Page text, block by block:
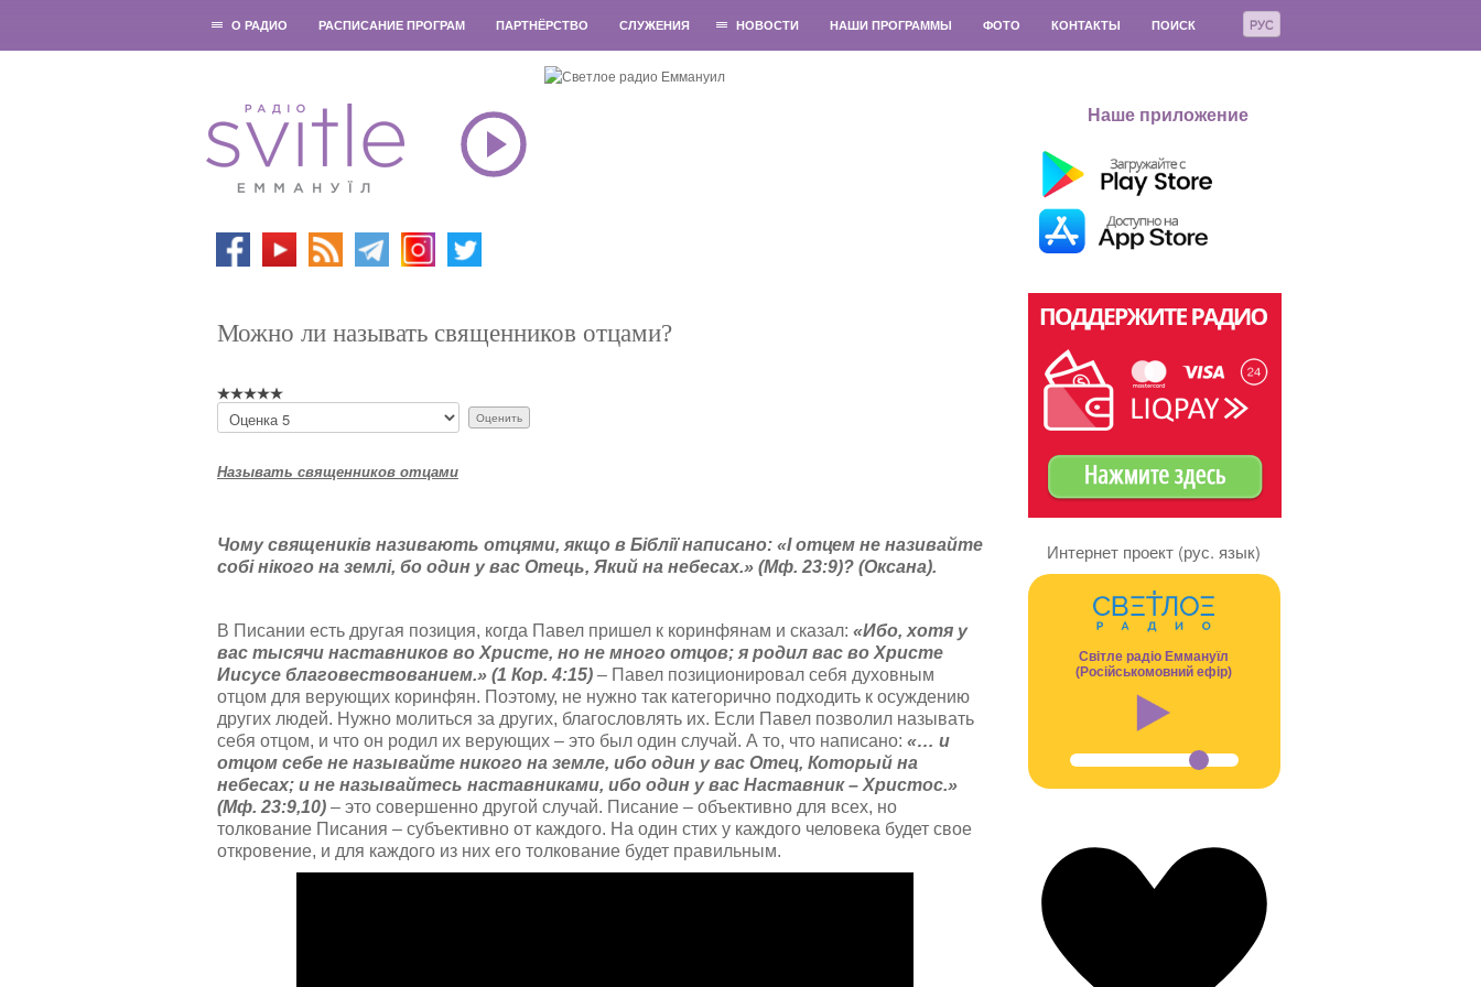
РУС
О РАДИО РАСПИСАНИЕ ПРОГРАМ ПАРТНЁРСТВО СЛУЖЕНИЯ НОВОСТИ НАШИ ПРОГРАММЫ ФОТО КОНТАКТЫ ПОИСК
Наше приложение
Можно ли называть священников отцами?
П
о
а
с
т
о
ц
е
н
и
т
е
Называть священников отцами
Чому священиків називають отцями, якщо в Біблії написано: «І отцем не називайте
собі нікого на землі, бо один у вас Отець, Який на небесах.» (Мф. 23:9)? (Оксана).
В Писании есть другая позиция, когда Павел пришел к коринфянам и сказал: «Ибо, хотя у
вас тысячи наставников во Христе, но не много отцов; я родил вас во Христе
Иисусе благовествованием.» (1 Кор. 4:15) – Павел позиционировал себя духовным
отцом для верующих коринфян. Поэтому, не нужно так категорично подходить к осуждению
других людей. Нужно молиться за других, благословлять их. Если Павел позволил называть
себя отцом, и что он родил их верующих – это был один случай. А то, что написано: «… и
отцом себе не называйте никого на земле, ибо один у вас Отец, Который на
небесах; и не называйтесь наставниками, ибо один у вас Наставник – Христос.»
(Мф. 23:9,10) – это совершенно другой случай. Писание – объективно для всех, но
толкование Писания – субъективно от каждого. На один стих у каждого человека будет свое
откровение, и для каждого из них его толкование будет правильным.
Интернет проект (рус. язык)
Світле радіо Еммануїл
(Російськомовний ефір)